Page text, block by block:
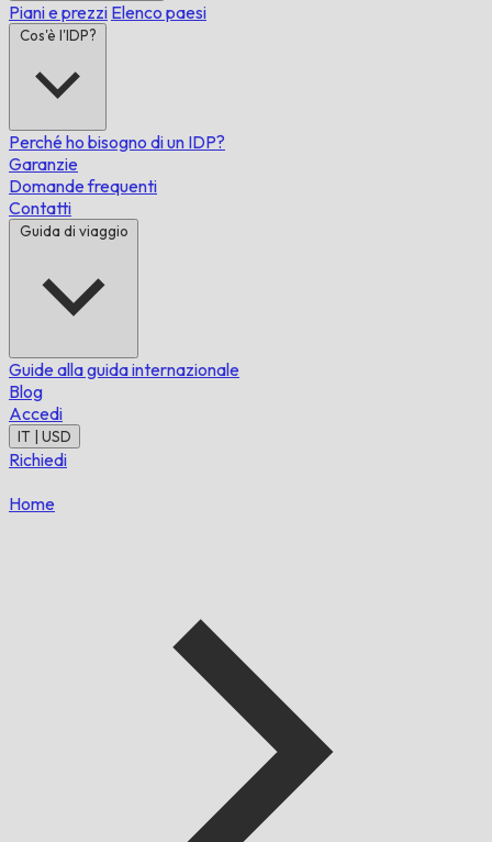
Piani e prezzi Elenco paesi
Cos'è l'IDP?
Perché ho bisogno di un IDP?
Garanzie
Domande frequenti
Contatti
Guida di viaggio
Guide alla guida internazionale
Blog
Accedi
IT | USD
Richiedi
Home